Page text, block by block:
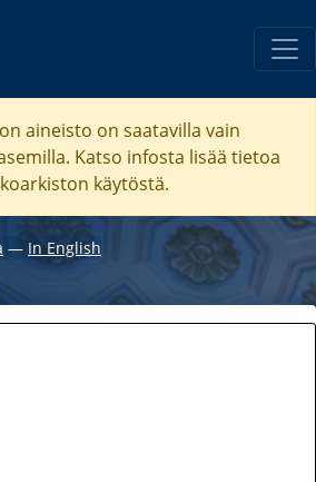
aineisto on saatavilla vain
Katso infosta lisää tietoa
käytöstä.
―In English